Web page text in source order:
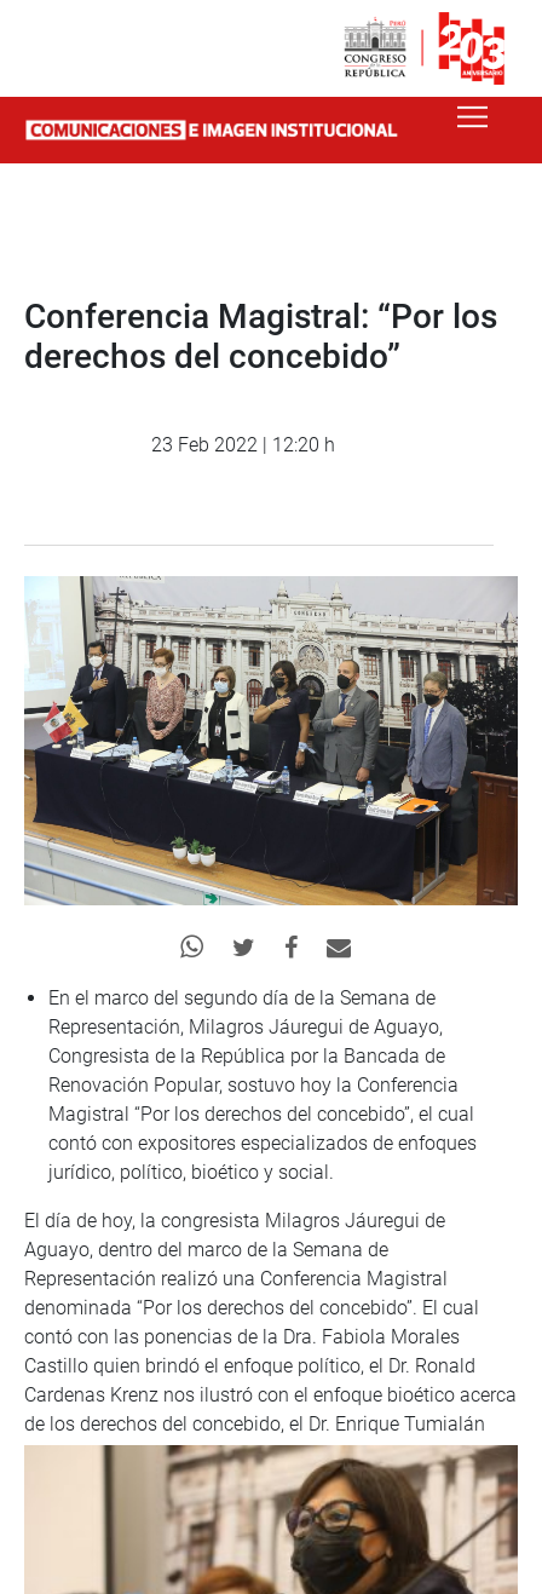
Conferencia Magistral: “Por los
derechos del concebido”
23 Feb 2022 | 12:20 h
En el marco del segundo día de la Semana de
Representación, Milagros Jáuregui de Aguayo,
Congresista de la República por la Bancada de
Renovación Popular, sostuvo hoy la Conferencia
Magistral “Por los derechos del concebido”, el cual
contó con expositores especializados de enfoques
jurídico, político, bioético y social.
El día de hoy, la congresista Milagros Jáuregui de
Aguayo, dentro del marco de la Semana de
Representación realizó una Conferencia Magistral
denominada “Por los derechos del concebido”. El cual
contó con las ponencias de la Dra. Fabiola Morales
Castillo quien brindó el enfoque político, el Dr. Ronald
Cardenas Krenz nos ilustró con el enfoque bioético acerca
de los derechos del concebido, el Dr. Enrique Tumialán